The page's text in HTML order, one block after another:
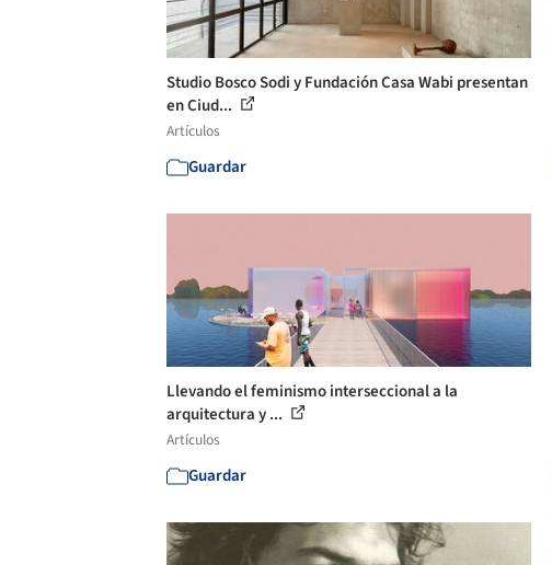
Studio Bosco Sodi y Fundación Casa Wabi presentan
en Ciud...
Artículos
Guardar
Llevando el feminismo interseccional a la
arquitectura y ...
Artículos
Guardar